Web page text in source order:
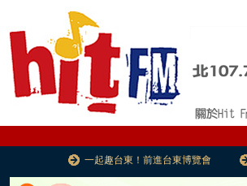
一起趣台東！前進台東博覽會